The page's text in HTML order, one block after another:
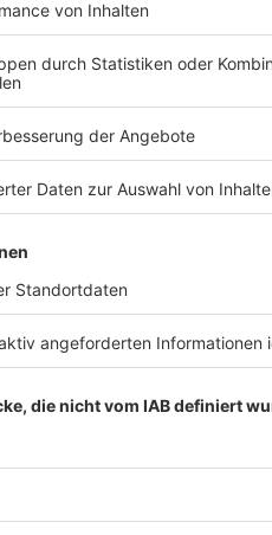
verlässt Fürth
Dänemark
nur einer Saison